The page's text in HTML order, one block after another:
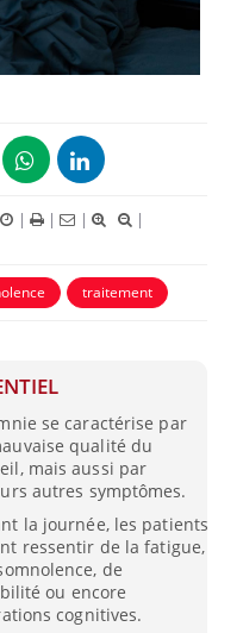
| | |
|
traitement
se caractérise par
qualité du
mais aussi par
autres symptômes.
la journée, les patients
ressentir de la fatigue,
de
ou encore
cognitives.